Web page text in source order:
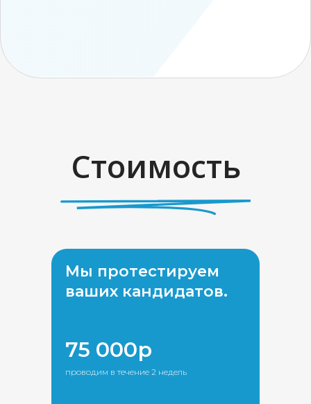
Мы протестируем
ваших кандидатов.
75 000р
проводим в течение 2 недель
Есть вакансия и
протестировать
Мы проведем аудит вашей
текущей вакансии, поможем
улучшить ее и привлечь больше
бесплатна.
Протестировать бесплатно